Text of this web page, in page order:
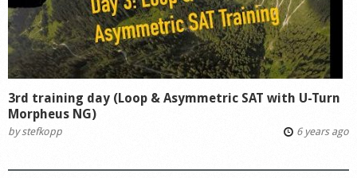
3rd training day (Loop & Asymmetric SAT with U-Turn
Morpheus NG)
by stefkopp 6 years ago